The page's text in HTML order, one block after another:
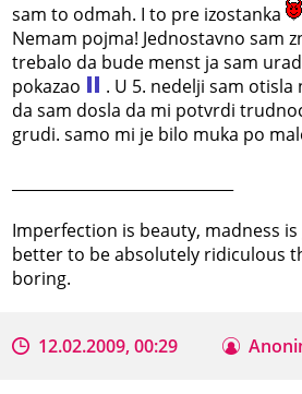
sam to odmah. I to pre izostanka
Nemam pojma! Jednostavno sam
trebalo da bude menst ja sam
pokazao
. U 5. nedelji sam
da sam dosla da mi potvrdi
grudi. samo mi je bilo muka po
Imperfection is beauty, madness
better to be absolutely ridiculous
boring.
12.02.2009, 00:29